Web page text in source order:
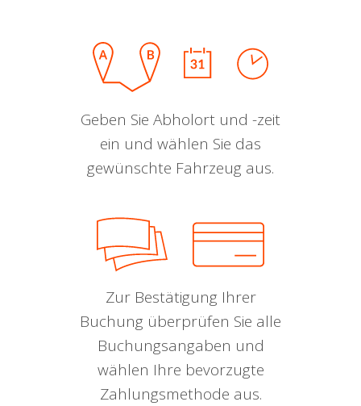
Geben Sie Abholort und -zeit
ein und wählen Sie das
gewünschte Fahrzeug aus.
Zur Bestätigung Ihrer
Buchung überprüfen Sie alle
Buchungsangaben und
wählen Ihre bevorzugte
Zahlungsmethode aus.